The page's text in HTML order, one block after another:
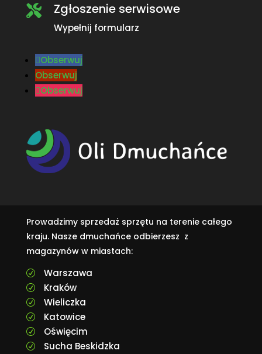
 Zgłoszenie serwisowe
Wypełnij formularz
Obserwuj
Obserwuj
Obserwuj
Prowadzimy sprzedaż sprzętu na terenie całego
kraju. Nasze dmuchańce odbierzesz z
magazynów w miastach:
R Warszawa
R Kraków
R Wieliczka
R Katowice
R Oświęcim
R Sucha Beskidzka